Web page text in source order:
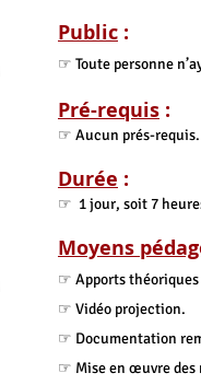
Public :
☞ Toute personne
​Pré-requis :
☞ Aucun prés-requis.
​Durée :
☞ 1 jour, soit 7
​Moyens
☞ Apports théoriques
☞ Vidéo projection.
☞ Documentation
☞ Mise en œuvre des